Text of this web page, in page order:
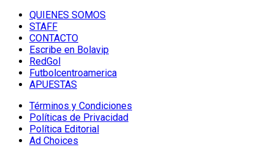
QUIENES SOMOS
STAFF
CONTACTO
Escribe en Bolavip
RedGol
Futbolcentroamerica
APUESTAS
Términos y Condiciones
Políticas de Privacidad
Política Editorial
Ad Choices